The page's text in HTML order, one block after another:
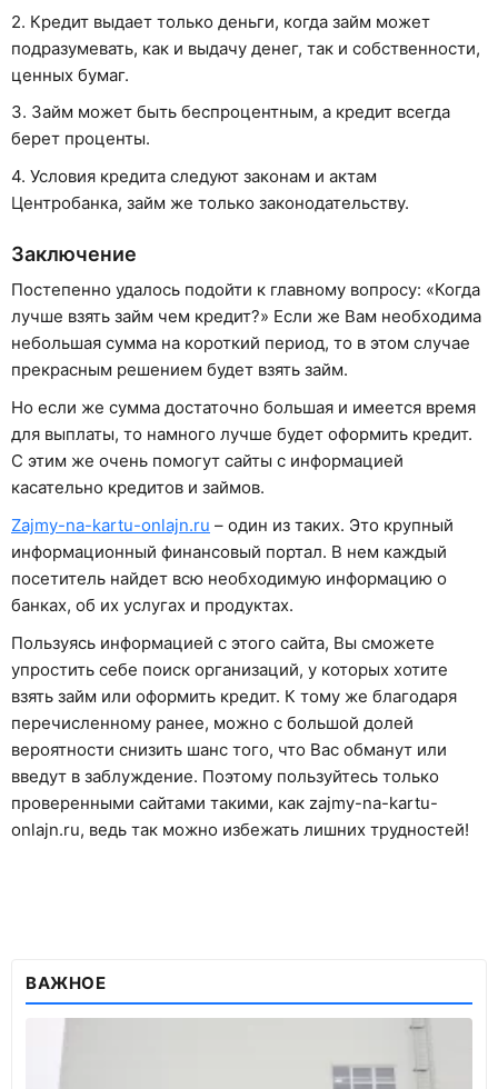
2. Кредит выдает только деньги, когда займ может
подразумевать, как и выдачу денег, так и собственности,
ценных бумаг.
3. Займ может быть беспроцентным, а кредит всегда
берет проценты.
4. Условия кредита следуют законам и актам
Центробанка, займ же только законодательству.
Заключение
Постепенно удалось подойти к главному вопросу: «Когда
лучше взять займ чем кредит?» Если же Вам необходима
небольшая сумма на короткий период, то в этом случае
прекрасным решением будет взять займ.
Но если же сумма достаточно большая и имеется время
для выплаты, то намного лучше будет оформить кредит.
С этим же очень помогут сайты с информацией
касательно кредитов и займов.
Zajmy-na-kartu-onlajn.ru – один из таких. Это крупный
информационный финансовый портал. В нем каждый
посетитель найдет всю необходимую информацию о
банках, об их услугах и продуктах.
Пользуясь информацией с этого сайта, Вы сможете
упростить себе поиск организаций, у которых хотите
взять займ или оформить кредит. К тому же благодаря
перечисленному ранее, можно с большой долей
вероятности снизить шанс того, что Вас обманут или
введут в заблуждение. Поэтому пользуйтесь только
проверенными сайтами такими, как zajmy-na-kartu-
onlajn.ru, ведь так можно избежать лишних трудностей!
ВАЖНОЕ